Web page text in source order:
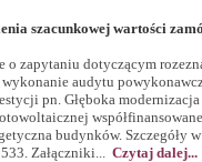
szacunkowej wartości
zapytaniu dotyczącym
audytu
pn. Głęboka
budynków. Szczegóły
Załączniki... Czytaj dalej...